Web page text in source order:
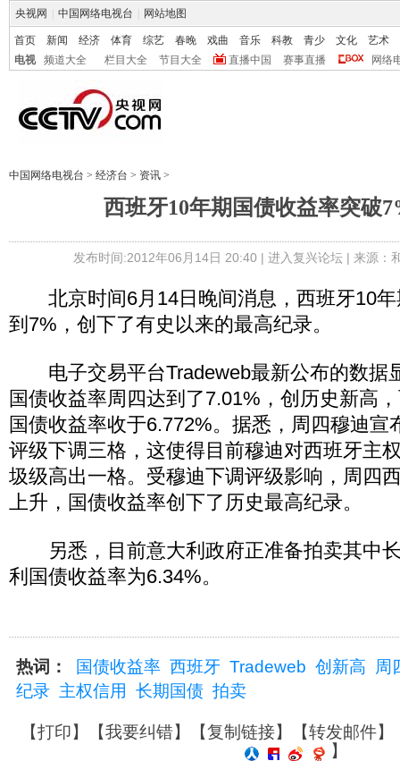
央视网 中国网络电视台 网站地图
首页 新闻 经济 体育 综艺 春晚 戏曲 音乐 科教 青少 文化
艺术
电视
频道大全 栏目大全 节目大全 直播中国 赛事直播 网络
中国网络电视台 > 经济台 > 资讯 >
西班牙10年期国债收益率突破
发布时间:2012年06月14日 20:40 | 进入复兴论坛| 来源：
北京时间6月14日晚间消息，西班牙10年
到7%，创下了有史以来的最高纪录。
电子交易平台Tradeweb最新公布的数据
国债收益率周四达到了7.01%，创历史新高
国债收益率收于6.772%。据悉，周四穆迪宣
评级下调三格，这使得目前穆迪对西班牙主
圾级高出一格。受穆迪下调评级影响，周四
上升，国债收益率创下了历史最高纪录。
另悉，目前意大利政府正准备拍卖其中
利国债收益率为6.34%。
热词： 国债收益率 西班牙 Tradeweb 创新高
周
纪录 主权信用 长期国债 拍卖
【打印】【我要纠错】【复制链接】【转发邮件】
】